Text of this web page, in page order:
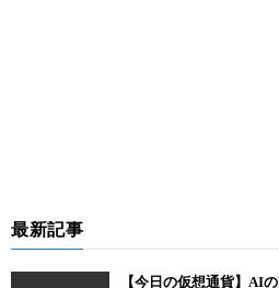
最新記事
【今日の仮想通貨】AI